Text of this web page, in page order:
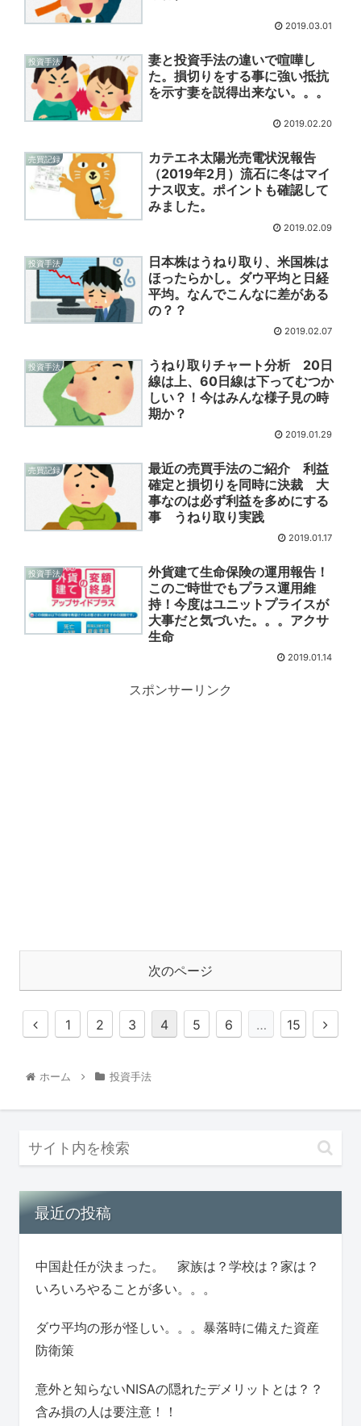
2019.03.01
投資手法
妻と投資手法の違いで喧嘩し
た。損切りをする事に強い抵抗
を示す妻を説得出来ない。。。
2019.02.20
売買記録
カテエネ太陽光売電状況報告
（2019年2月）流石に冬はマイ
ナス収支。ポイントも確認して
みました。
2019.02.09
投資手法
日本株はうねり取り、米国株は
ほったらかし。ダウ平均と日経
平均。なんでこんなに差がある
の？？
2019.02.07
投資手法
うねり取りチャート分析 20日
線は上、60日線は下ってむつか
しい？！今はみんな様子見の時
期か？
2019.01.29
売買記録
最近の売買手法のご紹介 利益
確定と損切りを同時に決裁 大
事なのは必ず利益を多めにする
事 うねり取り実践
2019.01.17
投資手法
外貨建て生命保険の運用報告！
このご時世でもプラス運用維
持！今度はユニットプライスが
大事だと気づいた。。。アクサ
生命
2019.01.14
スポンサーリンク
次のページ
1 2 3 4 5 6 … 15
ホーム 投資手法
最近の投稿
中国赴任が決まった。 家族は？学校は？家は？
いろいろやることが多い。。。
ダウ平均の形が怪しい。。。暴落時に備えた資産
防衛策
意外と知らないNISAの隠れたデメリットとは？？
含み損の人は要注意！！